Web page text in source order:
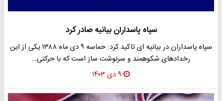
سپاه پاسداران بیانیه صادر کرد
سپاه پاسداران در بیانیه ای تاکید کرد: حماسه ۹ دی ماه ۱۳۸۸ یکی از این
رخدادهای شکوهمند و سرنوشت ساز است که با حرکتی…
۹ دی ۱۴۰۳